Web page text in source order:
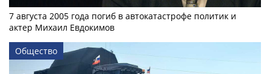
7 августа 2005 года погиб в автокатастрофе политик и
актер Михаил Евдокимов
Общество